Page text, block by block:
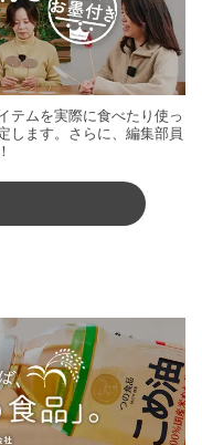
テムを実際に食べたり使っ
します。さらに、編集部員